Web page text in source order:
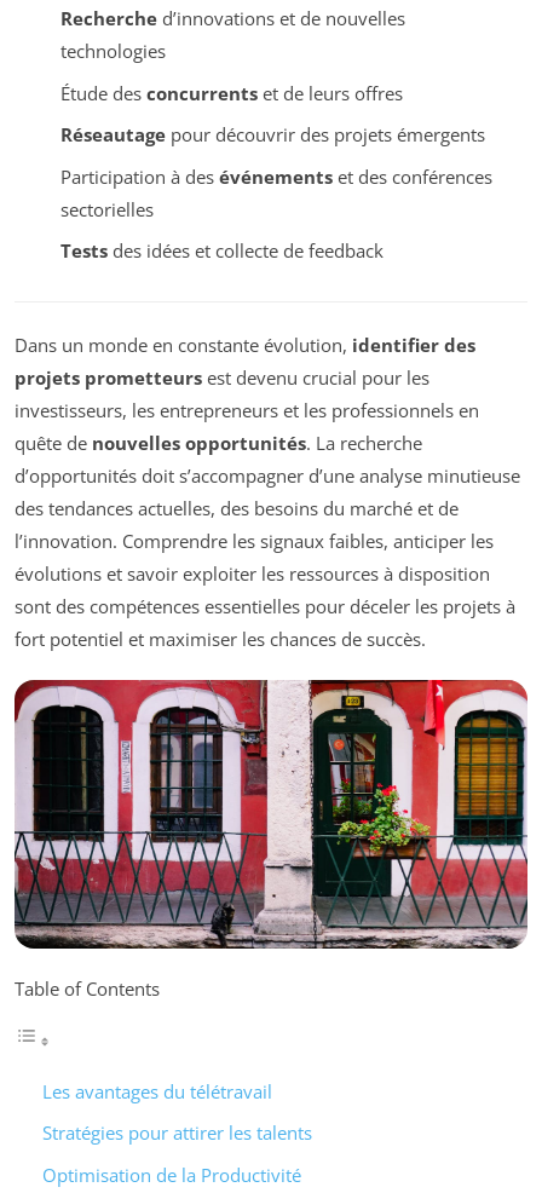
Recherched’innovations et de nouvelles
technologies
Étude des concurrentset de leurs offres
Réseautagepour découvrir des projets émergents
Participation à des événementset des conférences
sectorielles
Testsdes idées et collecte de feedback
Dans un monde en constante évolution, identifier des
projets prometteurs est devenu crucial pour les
investisseurs, les entrepreneurs et les professionnels en
quête de nouvelles opportunités. La recherche
d’opportunités doit s’accompagner d’une analyse minutieuse
des tendances actuelles, des besoins du marché et de
l’innovation. Comprendre les signaux faibles, anticiper les
évolutions et savoir exploiter les ressources à disposition
sont des compétences essentielles pour déceler les projets à
fort potentiel et maximiser les chances de succès.
Table of Contents
Les avantages du télétravail
Stratégies pour attirer les talents
Optimisation de la Productivité